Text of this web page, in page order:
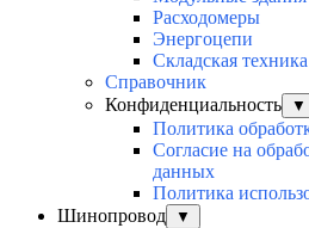
Расходомеры
Энергоцепи
Складская техника
Справочник
Конфиденциальность
▼
Политика
Согласие на
данных
Политика
Шинопровод
▼